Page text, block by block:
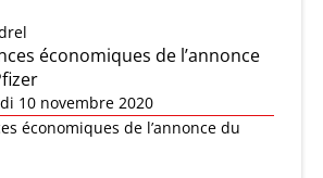
économiques de l’annonce
10 novembre 2020
économiques de l’annonce du